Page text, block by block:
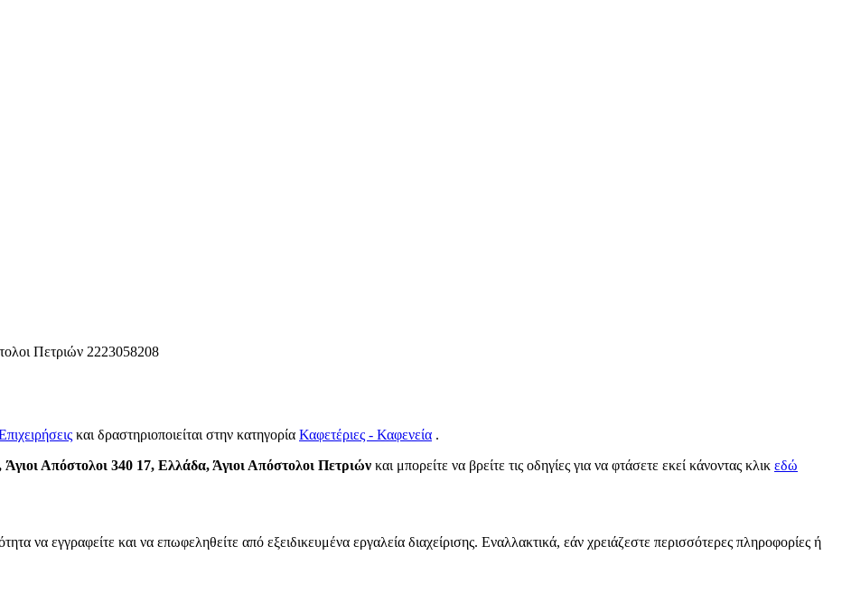
Πετριών 2223058208
και δραστηριοποιείται στην κατηγορία Καφετέριες - Καφενεία .
Απόστολοι 340 17, Ελλάδα, Άγιοι Απόστολοι Πετριών και μπορείτε να βρείτε τις οδηγίες για να φτάσετε εκεί κάνοντας κλικ εδώ
να εγγραφείτε και να επωφεληθείτε από εξειδικευμένα εργαλεία διαχείρισης. Εναλλακτικά, εάν χρειάζεστε περισσότερες πληροφορίες ή